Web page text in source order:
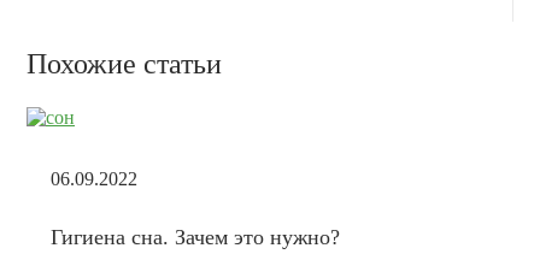
Похожие статьи
06.09.2022
Гигиена сна. Зачем это нужно?